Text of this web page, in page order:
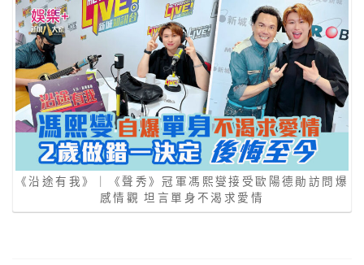
《沿途有我》｜《聲秀》冠軍馮熙燮接受歐陽德勛訪問爆
感情觀 坦言單身不渴求愛情